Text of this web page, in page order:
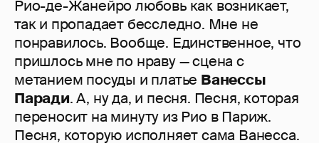
Рио-де-Жанейро любовь как возникает,
так и пропадает бесследно. Мне не
понравилось. Вообще. Единственное, что
пришлось мне по нраву — сцена с
метанием посуды и платье Ванессы
Паради. А, ну да, и песня. Песня, которая
переносит на минуту из Рио в Париж.
Песня, которую исполняет сама Ванесса.